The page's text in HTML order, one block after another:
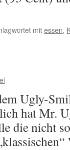
mitessen,
Ugly-
hat Mr.
die nicht